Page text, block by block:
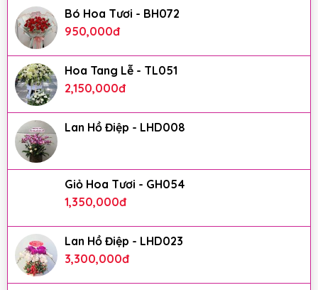
Bó Hoa Tươi - BH072
950,000đ
Hoa Tang Lễ - TL051
2,150,000đ
Lan Hồ Điệp - LHD008
Giỏ Hoa Tươi - GH054
1,350,000đ
Lan Hồ Điệp - LHD023
3,300,000đ